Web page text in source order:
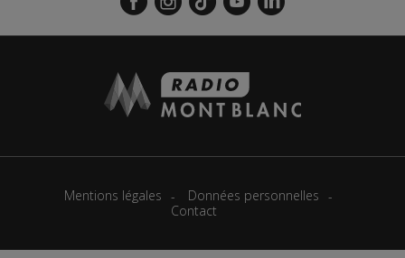
Mentions légales
Données personnelles
Contact